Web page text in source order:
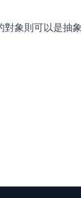
對象則可以是抽